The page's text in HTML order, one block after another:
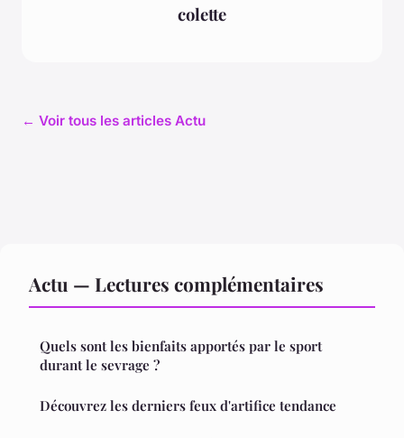
colette
← Voir tous les articles Actu
Actu — Lectures complémentaires
Quels sont les bienfaits apportés par le sport
durant le sevrage ?
Découvrez les derniers feux d'artifice tendance